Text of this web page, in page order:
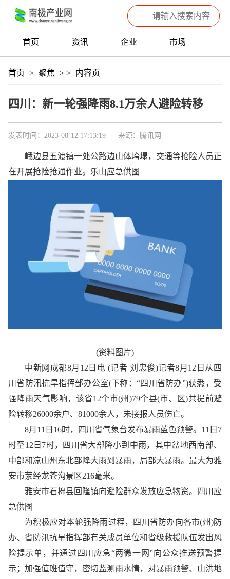
首页 资讯 企业 市场
首页 > 聚焦 > > 内容页
四川：新一轮强降雨8.1万余人避险转移
发表时间：2023-08-12 17:13:19 来源：腾讯网
峨边县五渡镇一处公路边山体垮塌，交通等抢险人员正
在开展抢险抢通作业。乐山应急供图
(资料图片)
中新网成都8月12日电 (记者 刘忠俊)记者8月12日从四
川省防汛抗旱指挥部办公室(下称：“四川省防办”)获悉，受
强降雨天气影响，该省12个市(州)79个县(市、区)共提前避
险转移26000余户、81000余人，未接报人员伤亡。
8月11日16时，四川省气象台发布暴雨蓝色预警。11日7
时至12日7时，四川省大部降小到中雨，其中盆地西南部、
中部和凉山州东北部降大雨到暴雨，局部大暴雨。最大为雅
安市荥经龙苍沟景区216毫米。
雅安市石棉县回隆镇向避险群众发放应急物资。四川应
急供图
为积极应对本轮强降雨过程，四川省防办向各市(州)防
办、省防汛抗旱指挥部有关成员单位和省级救援队伍发出风
险提示单，并通过四川应急“两微一网”向公众推送预警提
示；加强值班值守，密切监测雨水情，对暴雨预警、山洪地